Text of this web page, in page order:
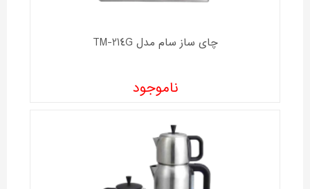
چای ساز سام مدل TM-214G
ناموجود